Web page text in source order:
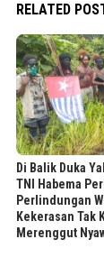
RELATED
Di Balik Duka
TNI Habema
Perlindungan
Kekerasan Tak
Merenggut